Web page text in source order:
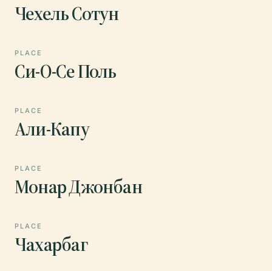
Чехель Сотун
PLACE
Си-О-Се Поль
PLACE
Али-Капу
PLACE
Монар Джонбан
PLACE
Чахарбаг